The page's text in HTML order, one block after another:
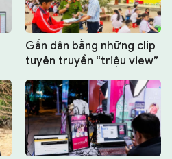
Gần dân bằng những clip
tuyên truyền “triệu view”